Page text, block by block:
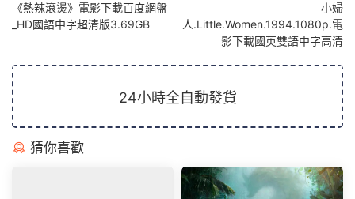
《熱辣滾燙》電影下載百度網盤
_HD國語中字超清版3.69GB
小婦
人.Little.Women.1994.1080p.電
影下載國英雙語中字高清
24小時全自動發貨
猜你喜歡